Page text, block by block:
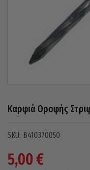
Καρφιά Οροφής
B410370050
5,00€